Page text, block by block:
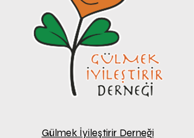
Gülmek İyileştirir Derneği